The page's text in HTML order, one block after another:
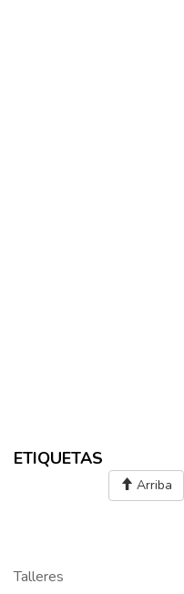
ETIQUETAS
Arriba
Talleres